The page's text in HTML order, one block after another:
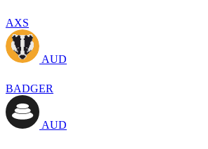
AXS
AUD
BADGER
AUD